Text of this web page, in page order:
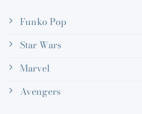
Funko Pop
Star Wars
Marvel
Avengers